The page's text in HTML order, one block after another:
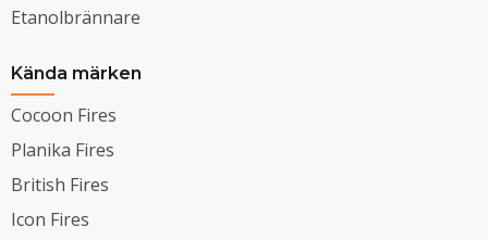
Etanolbrännare
Kända märken
Cocoon Fires
Planika Fires
British Fires
Icon Fires